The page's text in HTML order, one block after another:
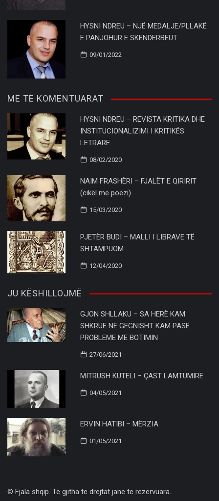
HYSNI NDREU – NJË MEDALJE/PLLAKË
E PANJOHUR E SKËNDERBEUT
09/01/2022
MË TË KOMENTUARAT
HYSNI NDREU – REVISTA KRITIKA DHE
INSTITUCIONALIZIMI I KRITIKËS
LETRARE
08/02/2020
NAIM FRASHËRI – FJALËT E QIRIRIT
(cikël me poezi)
15/03/2020
PJETËR BUDI – MALLI I LIBRAVE TË
SHTAMPUOM
12/04/2020
JU KËSHILLOJMË
GJON SHLLAKU – SA HERË KAM
SHKRUE NË GEGNISHT KAM PASË
PROBLEME ME BOTIMIN
27/06/2021
MITRUSH KUTELI – ÇAST LAMTUMIRE
04/05/2021
ERVIN HATIBI – MËRZIA
01/05/2021
© Fjala shqip. Të gjitha të drejtat janë të rezervuara..